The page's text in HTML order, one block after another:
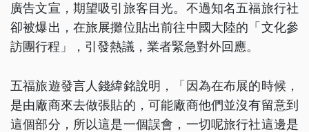
廣告文宣，期望吸引旅客目光。不過知名五福旅行社
卻被爆出，在旅展攤位貼出前往中國大陸的「文化參
訪團行程」，引發熱議，業者緊急對外回應。
五福旅遊發言人錢緯銘說明，「因為在布展的時候，
是由廠商來去做張貼的，可能廠商他們並沒有留意到
這個部分，所以這是一個誤會，一切呢旅行社這邊是